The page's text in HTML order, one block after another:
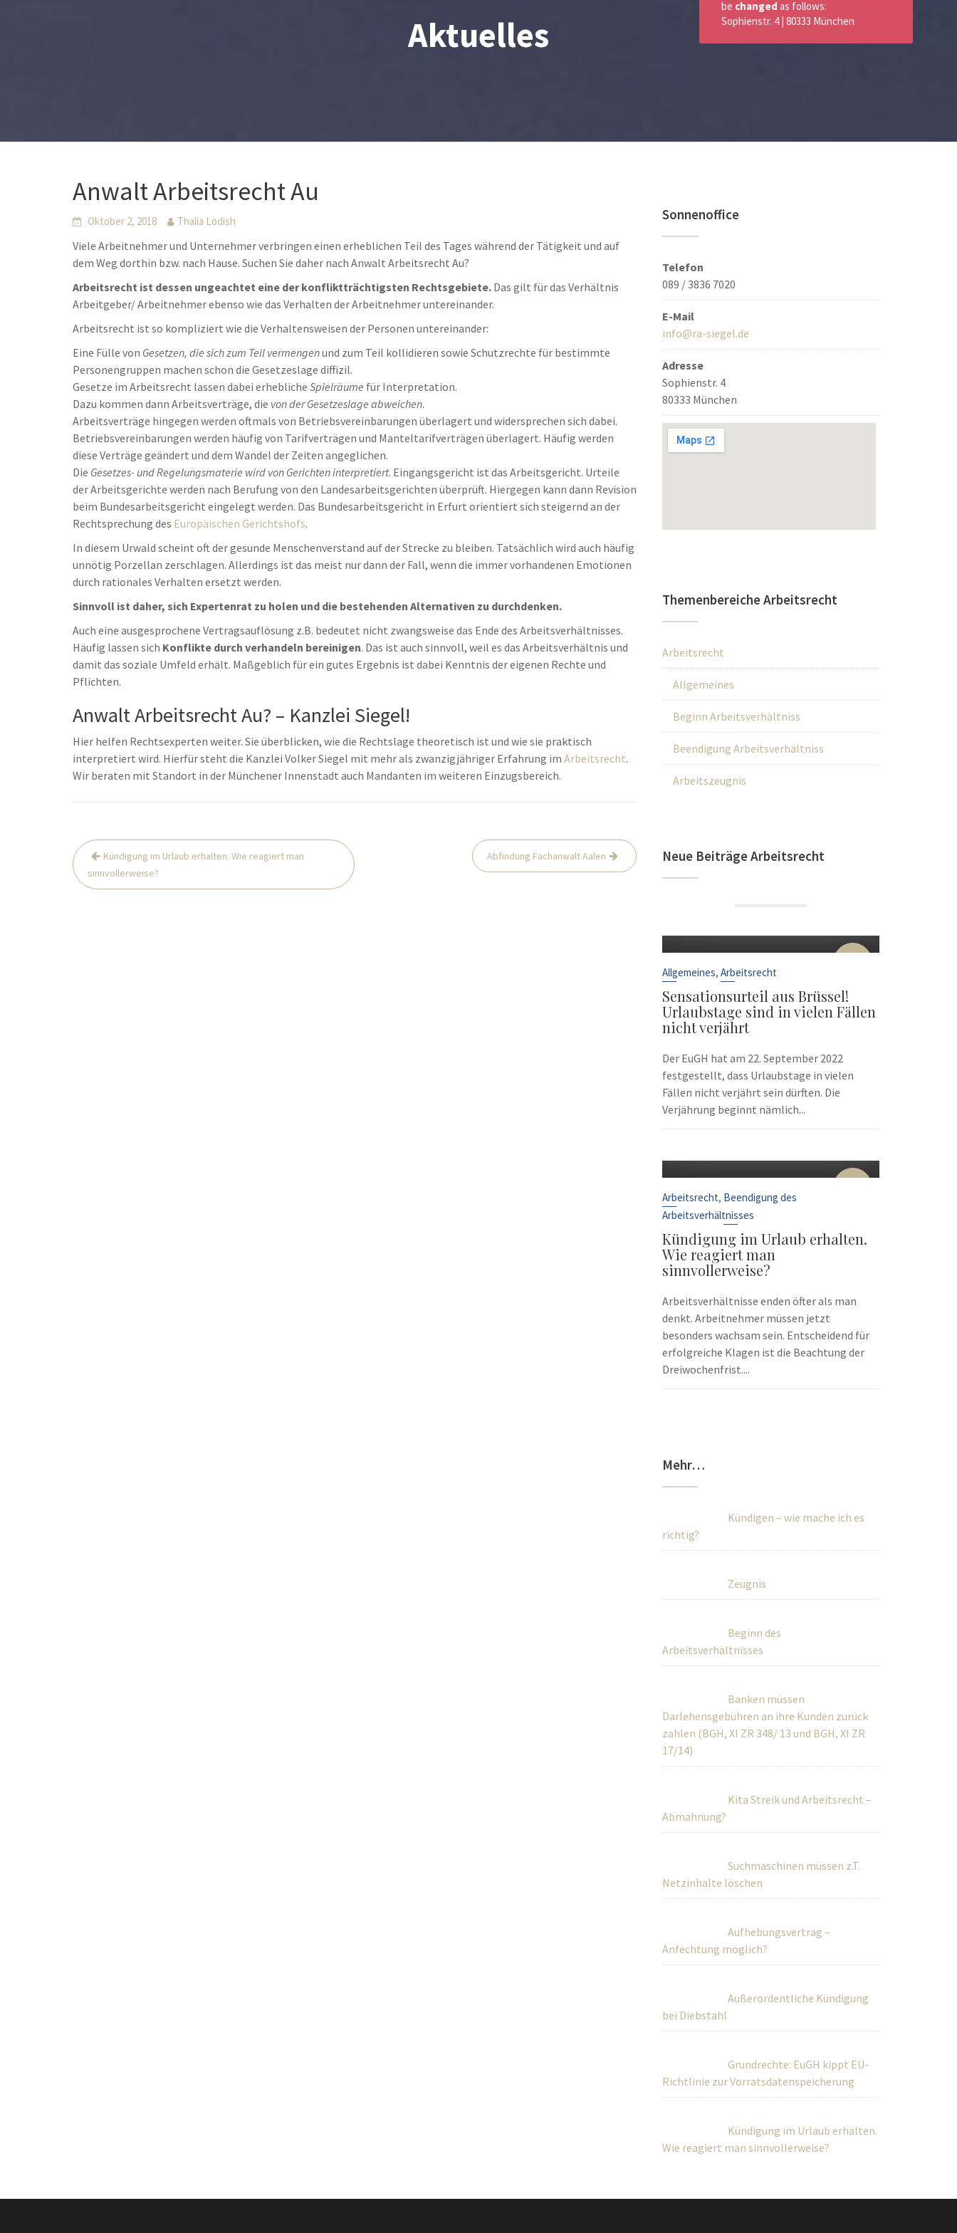
Aktuelles
Anwalt Arbeitsrecht Au
Oktober 2, 2018 Thalia Lodish
Viele Arbeitnehmer und Unternehmer verbringen einen erheblichen Teil des Tages während der Tätigkeit und auf
dem Weg dorthin bzw. nach Hause. Suchen Sie daher nach Anwalt Arbeitsrecht Au?
Arbeitsrecht ist dessen ungeachtet eine der konfliktträchtigsten Rechtsgebiete. Das gilt für das Verhältnis
Arbeitgeber/ Arbeitnehmer ebenso wie das Verhalten der Arbeitnehmer untereinander.
Arbeitsrecht ist so kompliziert wie die Verhaltensweisen der Personen untereinander:
Eine Fülle von Gesetzen, die sich zum Teil vermengenund zum Teil kollidieren sowie Schutzrechte für bestimmte
Personengruppen machen schon die Gesetzeslage diffizil.
Gesetze im Arbeitsrecht lassen dabei erhebliche Spielräume für Interpretation.
Dazu kommen dann Arbeitsverträge, die von der Gesetzeslage abweichen.
Arbeitsverträge hingegen werden oftmals von Betriebsvereinbarungen überlagert und widersprechen sich dabei.
Betriebsvereinbarungen werden häufig von Tarifverträgen und Manteltarifverträgen überlagert. Häufig werden
diese Verträge geändert und dem Wandel der Zeiten angeglichen.
Die Gesetzes- und Regelungsmaterie wird von Gerichten interpretiert. Eingangsgericht ist das Arbeitsgericht. Urteile
der Arbeitsgerichte werden nach Berufung von den Landesarbeitsgerichten überprüft. Hiergegen kann dann Revision
beim Bundesarbeitsgericht eingelegt werden. Das Bundesarbeitsgericht in Erfurt orientiert sich steigernd an der
Rechtsprechung des Europäischen Gerichtshofs.
In diesem Urwald scheint oft der gesunde Menschenverstand auf der Strecke zu bleiben. Tatsächlich wird auch häufig
unnötig Porzellan zerschlagen. Allerdings ist das meist nur dann der Fall, wenn die immer vorhandenen Emotionen
durch rationales Verhalten ersetzt werden.
Sinnvoll ist daher, sich Expertenrat zu holen und die bestehenden Alternativen zu durchdenken.
Auch eine ausgesprochene Vertragsauflösung z.B. bedeutet nicht zwangsweise das Ende des Arbeitsverhältnisses.
Häufig lassen sich Konflikte durch verhandeln bereinigen. Das ist auch sinnvoll, weil es das Arbeitsverhältnis und
damit das soziale Umfeld erhält. Maßgeblich für ein gutes Ergebnis ist dabei Kenntnis der eigenen Rechte und
Pflichten.
Anwalt Arbeitsrecht Au? – Kanzlei Siegel!
Hier helfen Rechtsexperten weiter. Sie überblicken, wie die Rechtslage theoretisch ist und wie sie praktisch
interpretiert wird. Hierfür steht die Kanzlei Volker Siegel mit mehr als zwanzigjähriger Erfahrung im Arbeitsrecht.
Wir beraten mit Standort in der Münchener Innenstadt auch Mandanten im weiteren Einzugsbereich.
Beitrags-
Navigation
Kündigung im Urlaub erhalten. Wie reagiert man
sinnvollerweise?
Abfindung Fachanwalt Aalen
Sonnenoffice
Telefon
089 / 3836 7020
E-Mail
info@ra-siegel.de
Adresse
Sophienstr. 4
80333 München
Themenbereiche Arbeitsrecht
Arbeitsrecht
Allgemeines
Beginn Arbeitsverhältniss
Beendigung Arbeitsverhältniss
Arbeitszeugnis
Neue Beiträge Arbeitsrecht
22
Allgemeines,Arbeitsrecht
Sensationsurteil aus Brüssel!
Urlaubstage sind in vielen Fällen
nicht verjährt
Der EuGH hat am 22. September 2022
festgestellt, dass Urlaubstage in vielen
Fällen nicht verjährt sein dürften. Die
Verjährung beginnt nämlich...
10
Arbeitsrecht, Beendigung des
Arbeitsverhältnisses
Kündigung im Urlaub erhalten.
Wie reagiert man
sinnvollerweise?
Arbeitsverhältnisse enden öfter als man
denkt. Arbeitnehmer müssen jetzt
besonders wachsam sein. Entscheidend für
erfolgreiche Klagen ist die Beachtung der
Dreiwochenfrist....
Mehr…
Kündigen – wie mache ich es
richtig?
Zeugnis
Beginn des
Arbeitsverhältnisses
Banken müssen
Darlehensgebühren an ihre Kunden zurück
zahlen (BGH, XI ZR 348/ 13 und BGH, XI ZR
17/14)
Kita Streik und Arbeitsrecht –
Abmahnung?
Suchmaschinen müssen z.T.
Netzinhalte löschen
Aufhebungsvertrag –
Anfechtung möglich?
Außerordentliche Kündigung
bei Diebstahl
Grundrechte: EuGH kippt EU-
Richtlinie zur Vorratsdatenspeicherung
Kündigung im Urlaub erhalten.
Wie reagiert man sinnvollerweise?
be changed as follows:
Sophienstr. 4 | 80333 München